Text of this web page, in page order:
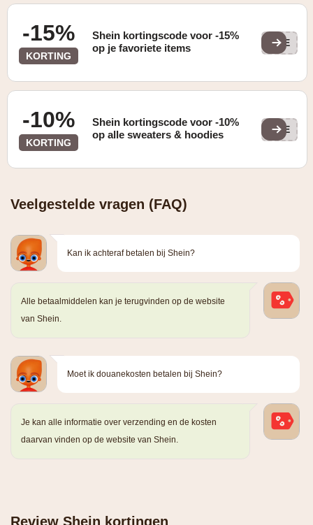
-15%
KORTING
Shein kortingscode voor -15%
op je favoriete items
SHE
-10%
KORTING
Shein kortingscode voor -10%
op alle sweaters & hoodies
SWE
Veelgestelde vragen (FAQ)
Kan ik achteraf betalen bij Shein?
Alle betaalmiddelen kan je terugvinden op de website
van Shein.
Moet ik douanekosten betalen bij Shein?
Je kan alle informatie over verzending en de kosten
daarvan vinden op de website van Shein.
Review Shein kortingen